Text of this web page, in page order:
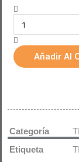
Añadir Al
Categoría
Etiqueta